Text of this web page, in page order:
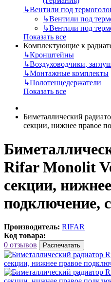
↳Вентили под
↳Вентили под
↳Вентили под
Показать все
Комплектующие к
↳Кронштейны
↳Воздуховодчики,
↳Монтажные комплекты
↳Полотенцедержатели
Показать все
Биметаллический
секции, нижнее правое
Rifar Monolit
секции,
подключение,
Производитель: RIFAR
Код товара:
0 отзывов
Распечатать